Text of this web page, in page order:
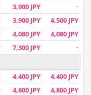
3,900 JPY
-
3,900 JPY 4,500 JPY
4,080 JPY 4,080 JPY
7,300 JPY
-
4,400 JPY 4,400 JPY
4,800 JPY 4,800 JPY